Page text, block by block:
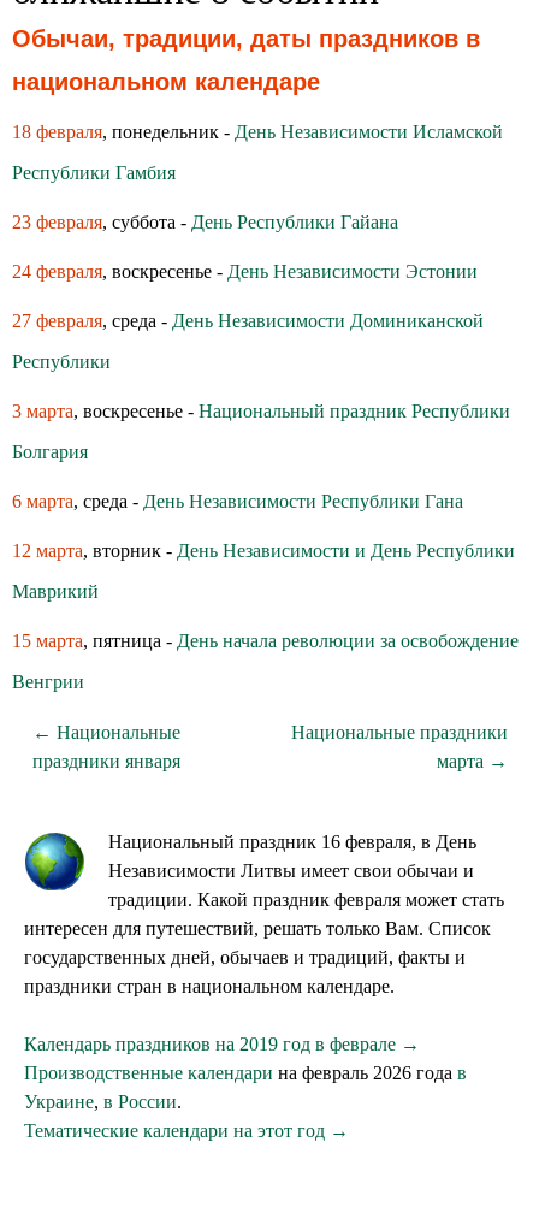
Обычаи, традиции, даты праздников в
национальном календаре
18 февраля, понедельник - День Независимости Исламской
Республики Гамбия
23 февраля, суббота - День Республики Гайана
24 февраля, воскресенье - День Независимости Эстонии
27 февраля, среда - День Независимости Доминиканской
Республики
3 марта, воскресенье - Национальный праздник Республики
Болгария
6 марта, среда - День Независимости Республики Гана
12 марта, вторник - День Независимости и День Республики
Маврикий
15 марта, пятница - День начала революции за освобождение
Венгрии
← Национальные
праздники января
Национальные праздники
марта →
Национальный праздник 16 февраля, в День
Независимости Литвы имеет свои обычаи и
традиции. Какой праздник февраля может стать
интересен для путешествий, решать только Вам. Список
государственных дней, обычаев и традиций, факты и
праздники стран в национальном календаре.
Календарь праздников на 2019 год в феврале →
Производственные календари на февраль 2026 года в
Украине, в России.
Тематические календари на этот год →